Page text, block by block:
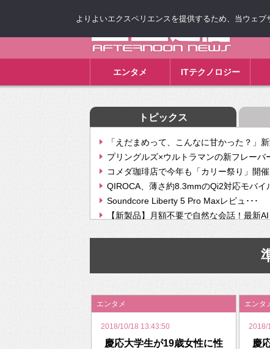
エンタメ ITテクノロジー
トピックス
「えだまめって、こんなに甘かった？」
プリングルズ×ウルトラマンの新フレーバ
コメダ珈琲店で今年も「カリー祭り」開
QIROCA、薄さ約8.3mmのQi2対応モバイ
Soundcore Liberty 5 Pro Maxレビュ･･･
【新製品】月額不要で自然な会話！最新
【次世代の没入感と生産性】VITURE
挫折率8割の壁をAIで突破。ジャストシス
2026年のバレンタインは「自分で作って
エンタメ
2018/10/18 13:43:50
慶応大学生が19歳女性に性
エンタ
2018/
慶
よりよいエクスペリエンスを提供するため、当ウェ